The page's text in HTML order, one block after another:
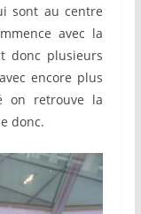
sont au centre
avec la
donc plusieurs
encore plus
on retrouve la
donc.